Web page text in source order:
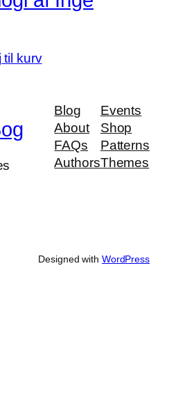
til kurv
Blog
About
FAQs
Authors
Events
Shop
Patterns
Themes
Designed with WordPress